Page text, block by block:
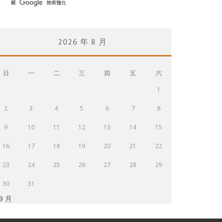
2026 年 8 月
日 一 二 三 四 五
六
1
2 3 4 5 6 7 8
9 10 11 12 13 14 15
16 17 18 19 20 21 22
23 24 25 26 27 28 29
30 31
月